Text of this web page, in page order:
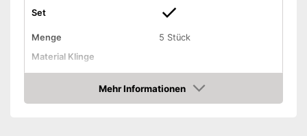
Set
Menge
5 Stück
Material Klinge
Material Griff
Kunststoff
Mehr Informationen
Amazon